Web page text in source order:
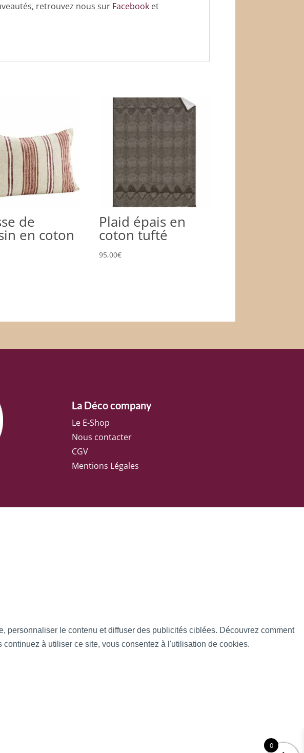
retrouvez nous sur Facebook et
de
en coton
Plaid épais en
coton tufté
95,00€
La Déco company
Le E-Shop
Nous contacter
CGV
Mentions Légales
le contenu et diffuser des publicités ciblées. Découvrez comment
à utiliser ce site, vous consentez à l'utilisation de cookies.
0